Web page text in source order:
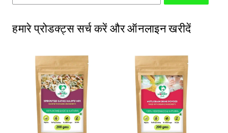
हमारे प्रोडक्ट्स सर्च करें और ऑनलाइन खरीदें